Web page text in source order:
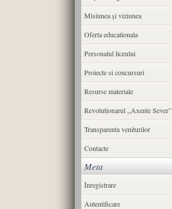
Misiunea şi viziunea
Oferta educationala
Personalul liceului
Proiecte si concursuri
Resurse materiale
Revolutionarul ,,Axente Sever”
Transparenta veniturilor
Contacte
Meta
Înregistrare
Autentificare